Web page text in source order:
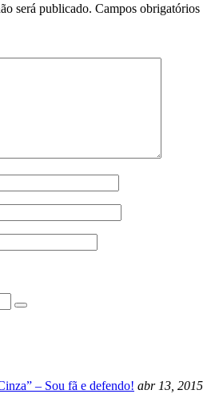
será publicado. Campos obrigatórios
– Sou fã e defendo! abr 13, 2015